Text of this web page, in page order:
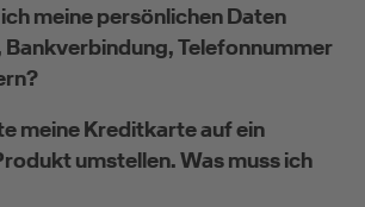
meine persönlichen Daten
Bankverbindung, Telefonnummer
meine Kreditkarte auf ein
umstellen. Was muss ich